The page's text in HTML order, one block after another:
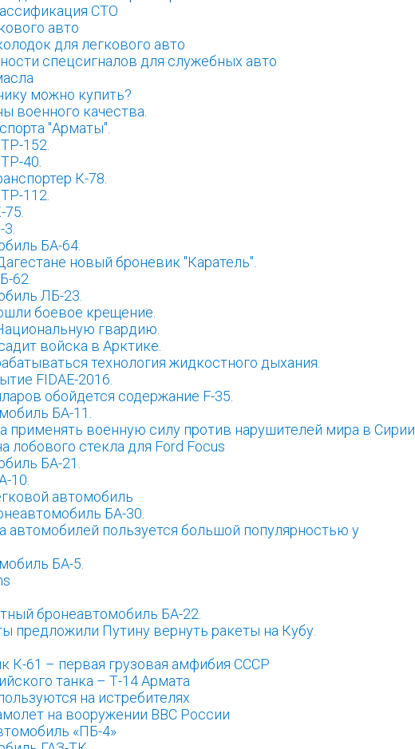
СТО
авто
для легкового авто
спецсигналов для служебных авто
можно купить?
военного качества.
"Арматы".
152.
40.
К-78.
112.
БА-64.
новый броневик "Каратель".
62.
ЛБ-23.
боевое крещение.
гвардию.
войска в Арктике.
технология жидкостного дыхания.
FIDAE-2016.
обойдется содержание F-35.
БА-11.
применять военную силу против нарушителей мира в Сирии.
лобового стекла для Ford Focus
БА-21.
10.
автомобиль
БА-30.
автомобилей пользуется большой популярностью у
БА-5.
бронеавтомобиль БА-22.
предложили Путину вернуть ракеты на Кубу.
К-61 – первая грузовая амфибия СССР
танка – Т-14 Армата
на истребителях
на вооружении ВВС России
«ПБ-4»